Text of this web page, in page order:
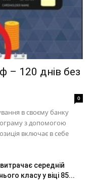
– 120 днів без
0
в своєму банку
з допомогою
включає в себе
середній
класу у віці 85...